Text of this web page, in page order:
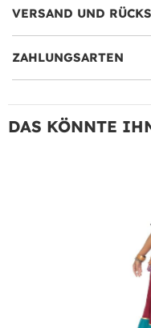
VERSAND UND
ZAHLUNGSARTEN
DAS KÖNNTE